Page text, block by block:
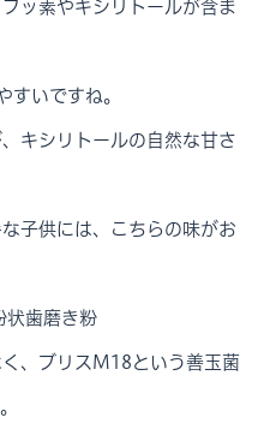
ッ素やキシリトールが含ま
いですね。
キシリトールの自然な甘さ
子供には、こちらの味がお
歯磨き粉
、ブリスM18という善玉菌